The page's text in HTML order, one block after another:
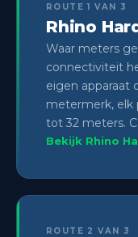
ROUTE 1 VAN 3
Rhino
Waar meters
connectiviteit
eigen apparaat
metermerk, elk
tot 32 meters.
Bekijk Rhino
ROUTE 2 VAN 3